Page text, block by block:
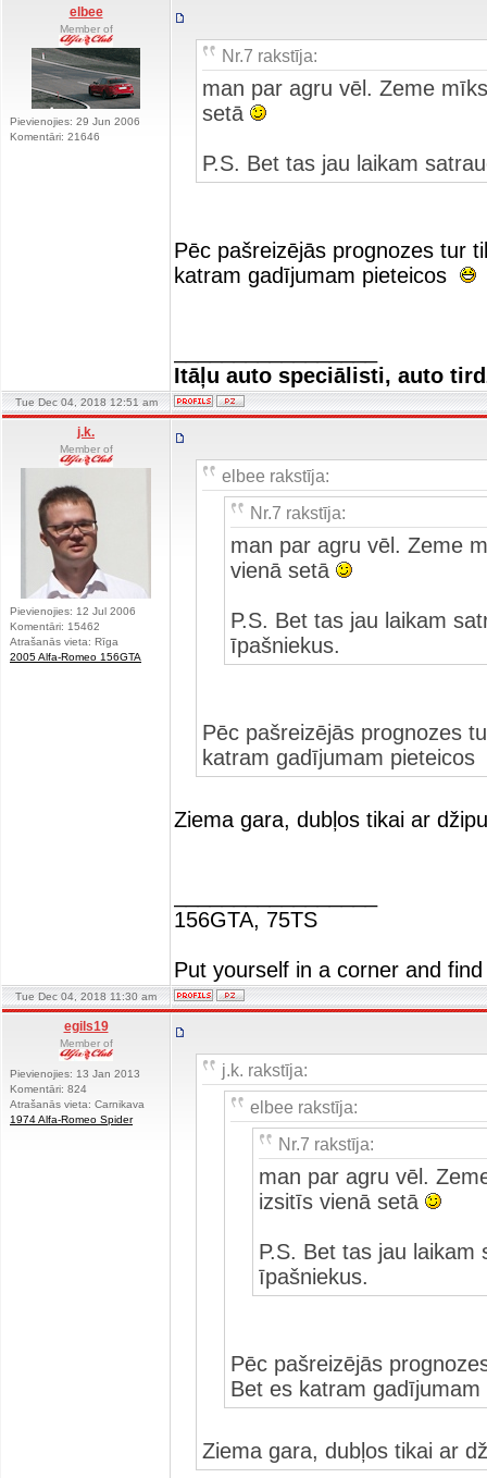
elbee
Member of
Pievienojies: 29 Jun 2006
Komentāri: 21646
Nr.7 rakstīja:
man par agru vēl. Zeme
setā
P.S. Bet tas jau laikam
Pēc pašreizējās prognozes tur
katram gadījumam pieteicos
Itāļu auto speciālisti, auto
Tue Dec 04, 2018 12:51 am
j.k.
Member of
Pievienojies: 12 Jul 2006
Komentāri: 15462
Atrašanās vieta: Rīga
2005 Alfa-Romeo 156GTA
elbee rakstīja:
Nr.7 rakstīja:
man par agru vēl. Zeme
vienā setā
P.S. Bet tas jau laikam
īpašniekus.
Pēc pašreizējās prognozes
katram gadījumam pieteicos
Ziema gara, dubļos tikai ar
156GTA, 75TS
Put yourself in a corner and
Tue Dec 04, 2018 11:30 am
egils19
Member of
Pievienojies: 13 Jan 2013
Komentāri: 824
Atrašanās vieta: Carnikava
1974 Alfa-Romeo Spider
j.k. rakstīja:
elbee rakstīja:
Nr.7 rakstīja:
man par agru vēl.
izsitīs vienā setā
P.S. Bet tas jau laikam
īpašniekus.
Pēc pašreizējās
Bet es katram
Ziema gara, dubļos tikai ar